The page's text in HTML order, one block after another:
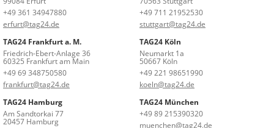
+49 361 34947880
erfurt@tag24.de
+49 711 21952530
stuttgart@tag24.de
TAG24 Frankfurt a. M.
Friedrich-Ebert-Anlage 36
60325 Frankfurt am Main
+49 69 348750580
frankfurt@tag24.de
TAG24 Köln
Neumarkt 1a
50667 Köln
+49 221 98651990
koeln@tag24.de
TAG24 Hamburg
Am Sandtorkai 77
20457 Hamburg
TAG24 München
+49 89 215390320
muenchen@tag24.de